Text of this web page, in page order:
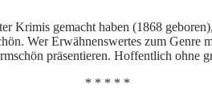
Krimis gemacht haben (1868
Wer Erwähnenswertes zum Genre
präsentieren. Hoffentlich ohne
* * * * *